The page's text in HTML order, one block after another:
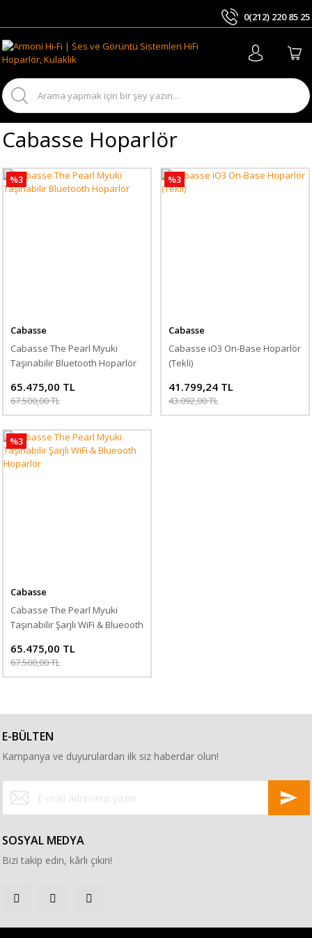
0(212) 220 85 25
Cabasse Hoparlör
%3
Cabasse
Cabasse The Pearl Myuki
Taşınabilir Bluetooth Hoparlör
65.475,00 TL
67.500,00 TL
%3
Cabasse
Cabasse iO3 On-Base Hoparlör
(Tekli)
41.799,24 TL
43.092,00 TL
%3
Cabasse
Cabasse The Pearl Myuki
Taşınabilir Şarjlı WiFi & Blueooth
65.475,00 TL
67.500,00 TL
E-BÜLTEN
Kampanya ve duyurulardan ilk siz haberdar olun!
SOSYAL MEDYA
Bizi takip edin, kârlı çıkın!